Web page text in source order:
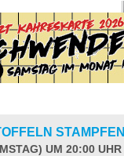
STAMPFEN
UM 20:00 UHR